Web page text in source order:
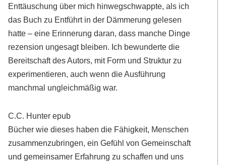
Enttäuschung über mich hinwegschwappte, als ich
das Buch zu Entführt in der Dämmerung gelesen
hatte – eine Erinnerung daran, dass manche Dinge
rezension ungesagt bleiben. Ich bewunderte die
Bereitschaft des Autors, mit Form und Struktur zu
experimentieren, auch wenn die Ausführung
manchmal ungleichmäßig war.
C.C. Hunter epub
Bücher wie dieses haben die Fähigkeit, Menschen
zusammenzubringen, ein Gefühl von Gemeinschaft
und gemeinsamer Erfahrung zu schaffen und uns